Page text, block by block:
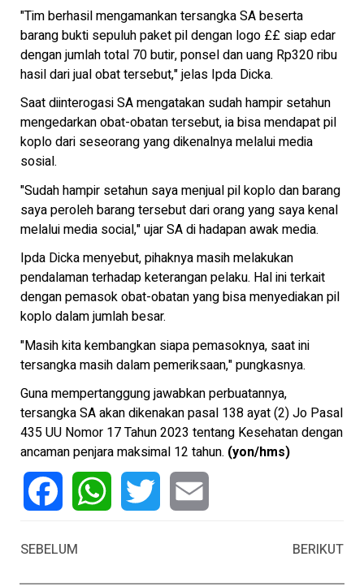
"Tim berhasil mengamankan tersangka SA beserta
barang bukti sepuluh paket pil dengan logo ££ siap edar
dengan jumlah total 70 butir, ponsel dan uang Rp320 ribu
hasil dari jual obat tersebut," jelas Ipda Dicka.
Saat diinterogasi SA mengatakan sudah hampir setahun
mengedarkan obat-obatan tersebut, ia bisa mendapat pil
koplo dari seseorang yang dikenalnya melalui media
sosial.
"Sudah hampir setahun saya menjual pil koplo dan barang
saya peroleh barang tersebut dari orang yang saya kenal
melalui media social," ujar SA di hadapan awak media.
Ipda Dicka menyebut, pihaknya masih melakukan
pendalaman terhadap keterangan pelaku. Hal ini terkait
dengan pemasok obat-obatan yang bisa menyediakan pil
koplo dalam jumlah besar.
"Masih kita kembangkan siapa pemasoknya, saat ini
tersangka masih dalam pemeriksaan," pungkasnya.
Guna mempertanggung jawabkan perbuatannya,
tersangka SA akan dikenakan pasal 138 ayat (2) Jo Pasal
435 UU Nomor 17 Tahun 2023 tentang Kesehatan dengan
ancaman penjara maksimal 12 tahun. (yon/hms)
SEBELUM
BERIKUT